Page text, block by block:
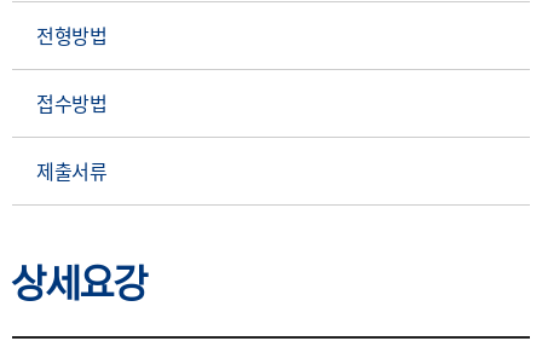
전형방법
접수방법
제출서류
상세요강